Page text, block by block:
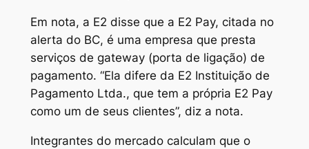
Em nota, a E2 disse que a E2 Pay, citada no
alerta do BC, é uma empresa que presta
serviços de gateway (porta de ligação) de
pagamento. “Ela difere da E2 Instituição de
Pagamento Ltda., que tem a própria E2 Pay
como um de seus clientes”, diz a nota.
Integrantes do mercado calculam que o